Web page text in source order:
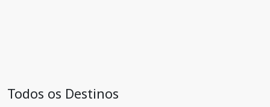
Todos os Destinos